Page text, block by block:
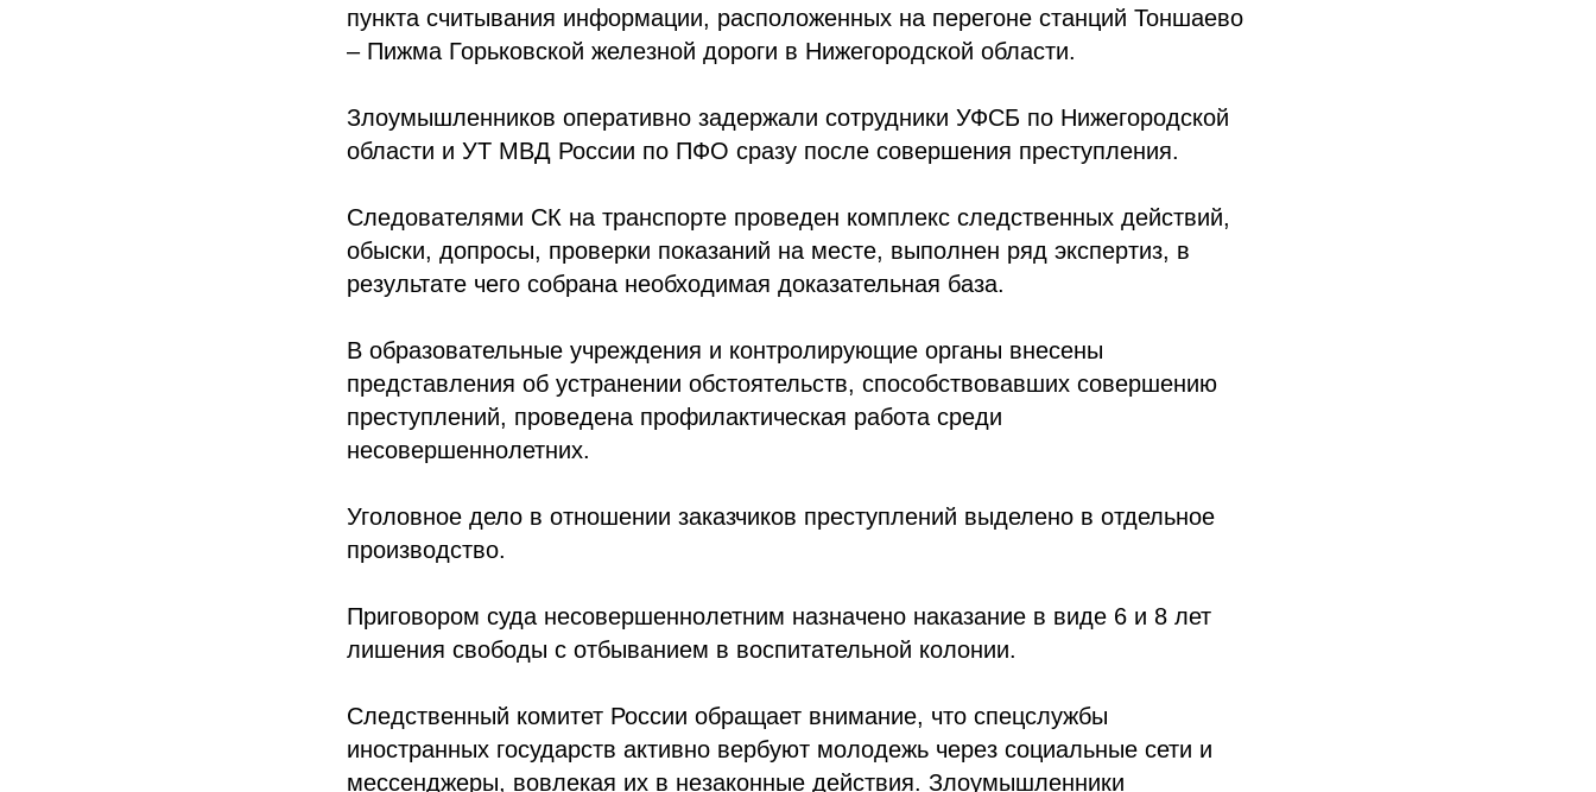
пункта считывания информации, расположенных на перегоне станций Тоншаево
– Пижма Горьковской железной дороги в Нижегородской области.
Злоумышленников оперативно задержали сотрудники УФСБ по Нижегородской
области и УТ МВД России по ПФО сразу после совершения преступления.
Следователями СК на транспорте проведен комплекс следственных действий,
обыски, допросы, проверки показаний на месте, выполнен ряд экспертиз, в
результате чего собрана необходимая доказательная база.
В образовательные учреждения и контролирующие органы внесены
представления об устранении обстоятельств, способствовавших совершению
преступлений, проведена профилактическая работа среди
несовершеннолетних.
Уголовное дело в отношении заказчиков преступлений выделено в отдельное
производство.
Приговором суда несовершеннолетним назначено наказание в виде 6 и 8 лет
лишения свободы с отбыванием в воспитательной колонии.
Следственный комитет России обращает внимание, что спецслужбы
иностранных государств активно вербуют молодежь через социальные сети и
мессенджеры, вовлекая их в незаконные действия. Злоумышленники